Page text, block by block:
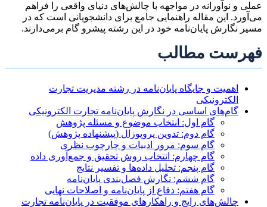
عملی و نوآورانه در مواجهه با چالش‌های دنیای واقعی را فراهم
می‌آورد. این مقاله راهنمایی جامع برای دانشجویانی است که در
مسیر نگارش پایان‌نامه خود در این رشته پیشرو گام برمی‌دارند.
فهرست مطالب
اهمیت و جایگاه پایان‌نامه در رشته مدیریت تجارت
الکترونیکی
گام‌های اساسی در نگارش پایان‌نامه تجارت الکترونیکی
گام اول: انتخاب موضوع و مسئله پژوهش
گام دوم: تدوین پروپوزال (پیشنهاده پژوهش)
گام سوم: مرور ادبیات و چارچوب نظری
گام چهارم: انتخاب روش تحقیق و جمع‌آوری داده
گام پنجم: تحلیل داده‌ها و تفسیر نتایج
گام ششم: نگارش فصل‌بندی پایان‌نامه
گام هفتم: دفاع از پایان‌نامه و اصلاحات نهایی
چالش‌های رایج و راهکارهای موفقیت در پایان‌نامه تجارت